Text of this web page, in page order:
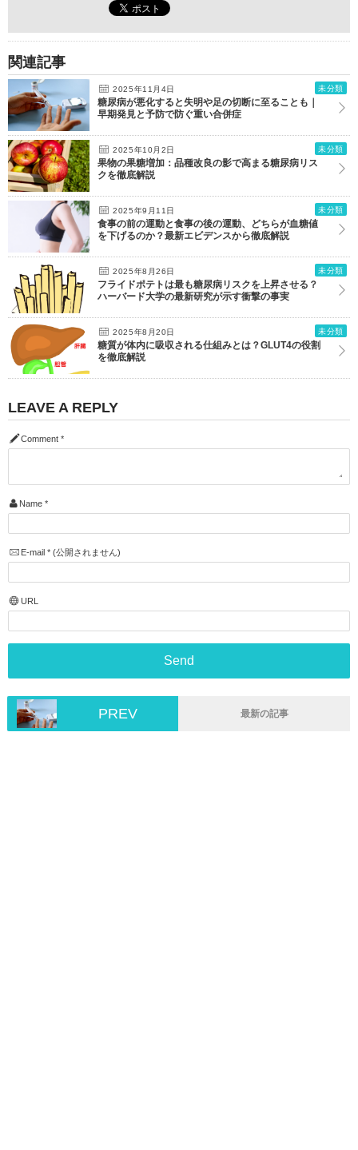
関連記事
2025年11月4日 未分類
糖尿病が悪化すると失明や足の切断に至ることも｜
早期発見と予防で防ぐ重い合併症
2025年10月2日 未分類
果物の果糖増加：品種改良の影で高まる糖尿病リス
クを徹底解説
2025年9月11日 未分類
食事の前の運動と食事の後の運動、どちらが血糖値
を下げるのか？最新エビデンスから徹底解説
2025年8月26日 未分類
フライドポテトは最も糖尿病リスクを上昇させる？
ハーバード大学の最新研究が示す衝撃の事実
2025年8月20日 未分類
糖質が体内に吸収される仕組みとは？GLUT4の役割
を徹底解説
LEAVE A REPLY
Comment *
Name *
E-mail *(公開されません)
URL
PREV 最新の記事